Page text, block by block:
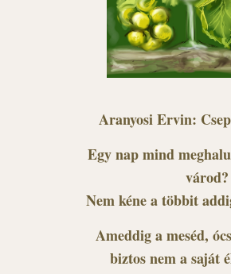
Aranyosi Ervin:
Egy nap mind
várod?
Nem kéne a többit
Ameddig a meséd,
biztos nem a saját